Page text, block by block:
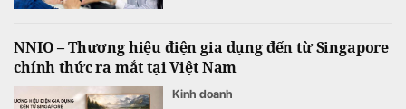
NNIO – Thương hiệu điện gia dụng đến từ Singapore
chính thức ra mắt tại Việt Nam
Kinh doanh